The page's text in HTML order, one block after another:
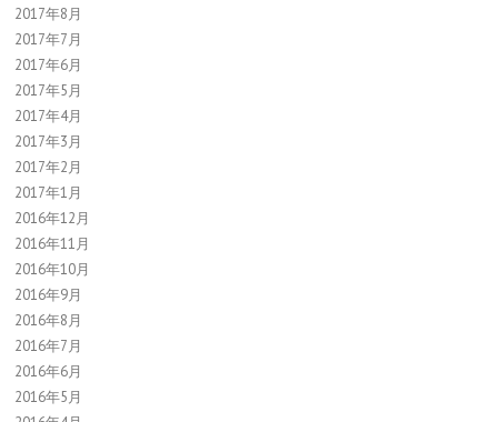
2017年8月
2017年7月
2017年6月
2017年5月
2017年4月
2017年3月
2017年2月
2017年1月
2016年12月
2016年11月
2016年10月
2016年9月
2016年8月
2016年7月
2016年6月
2016年5月